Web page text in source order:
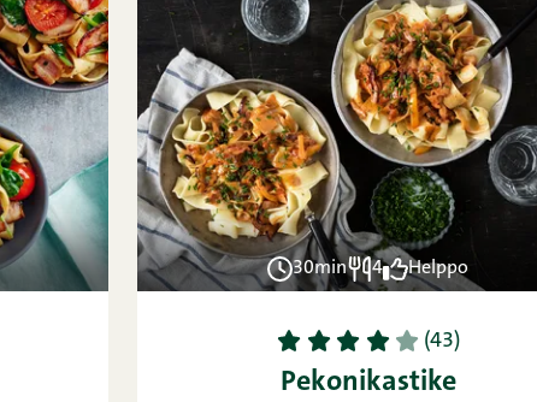
30min 4 Helppo
1 2 3 4 5 (43)
Pekonikastike